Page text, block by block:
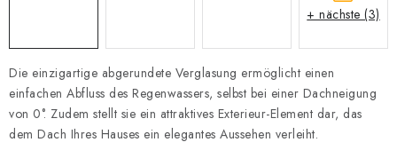
Die einzigartige abgerundete Verglasung ermöglicht einen
einfachen Abfluss des Regenwassers, selbst bei einer Dachneigung
von 0°. Zudem stellt sie ein attraktives Exterieur-Element dar, das
dem Dach Ihres Hauses ein elegantes Aussehen verleiht.
+ nächste (3)